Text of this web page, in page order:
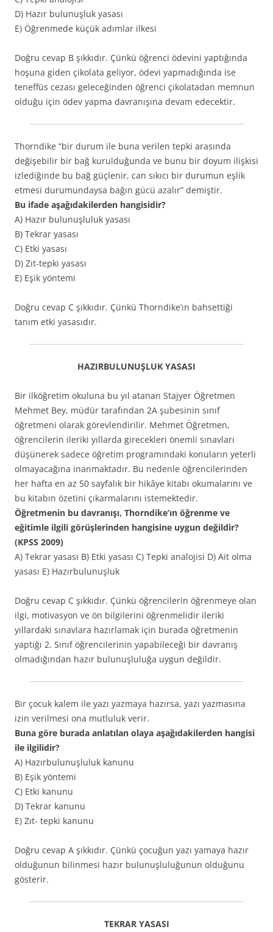
D) Hazır bulunuşluk yasası
E) Öğrenmede küçük adımlar ilkesi
Doğru cevap B şıkkıdır. Çünkü öğrenci ödevini yaptığında
hoşuna giden çikolata geliyor, ödevi yapmadığında ise
teneffüs cezası geleceğinden öğrenci çikolatadan memnun
olduğu için ödev yapma davranışına devam edecektir.
Thorndike “bir durum ile buna verilen tepki arasında
değişebilir bir bağ kurulduğunda ve bunu bir doyum ilişkisi
izlediğinde bu bağ güçlenir, can sıkıcı bir durumun eşlik
etmesi durumundaysa bağın gücü azalır” demiştir.
Bu ifade aşağıdakilerden hangisidir?
A) Hazır bulunuşluluk yasası
B) Tekrar yasası
C) Etki yasası
D) Zıt-tepki yasası
E) Eşik yöntemi
Doğru cevap C şıkkıdır. Çünkü Thorndike’ın bahsettiği
tanım etki yasasıdır.
HAZIRBULUNUŞLUK YASASI
Bir ilköğretim okuluna bu yıl atanan Stajyer Öğretmen
Mehmet Bey, müdür tarafından 2A şubesinin sınıf
öğretmeni olarak görevlendirilir. Mehmet Öğretmen,
öğrencilerin ileriki yıllarda girecekleri önemli sınavları
düşünerek sadece öğretim programındaki konuların yeterli
olmayacağına inanmaktadır. Bu nedenle öğrencilerinden
her hafta en az 50 sayfalık bir hikâye kitabı okumalarını ve
bu kitabın özetini çıkarmalarını istemektedir.
Öğretmenin bu davranışı, Thorndike’ın öğrenme ve
eğitimle ilgili görüşlerinden hangisine uygun değildir?
(KPSS 2009)
A) Tekrar yasası B) Etki yasası C) Tepki analojisi D) Ait olma
yasası E) Hazırbulunuşluk
Doğru cevap C şıkkıdır. Çünkü öğrencilerin öğrenmeye olan
ilgi, motivasyon ve ön bilgilerini öğrenmelidir ileriki
yıllardaki sınavlara hazırlamak için burada öğretmenin
yaptığı 2. Sınıf öğrencilerinin yapabileceği bir davranış
olmadığından hazır bulunuşluluğa uygun değildir.
Bir çocuk kalem ile yazı yazmaya hazırsa, yazı yazmasına
izin verilmesi ona mutluluk verir.
Buna göre burada anlatılan olaya aşağıdakilerden hangisi
ile ilgilidir?
A) Hazırbulunuşluluk kanunu
B) Eşik yöntemi
C) Etki kanunu
D) Tekrar kanunu
E) Zıt- tepki kanunu
Doğru cevap A şıkkıdır. Çünkü çocuğun yazı yamaya hazır
olduğunun bilinmesi hazır bulunuşluluğunun olduğunu
gösterir.
TEKRAR YASASI